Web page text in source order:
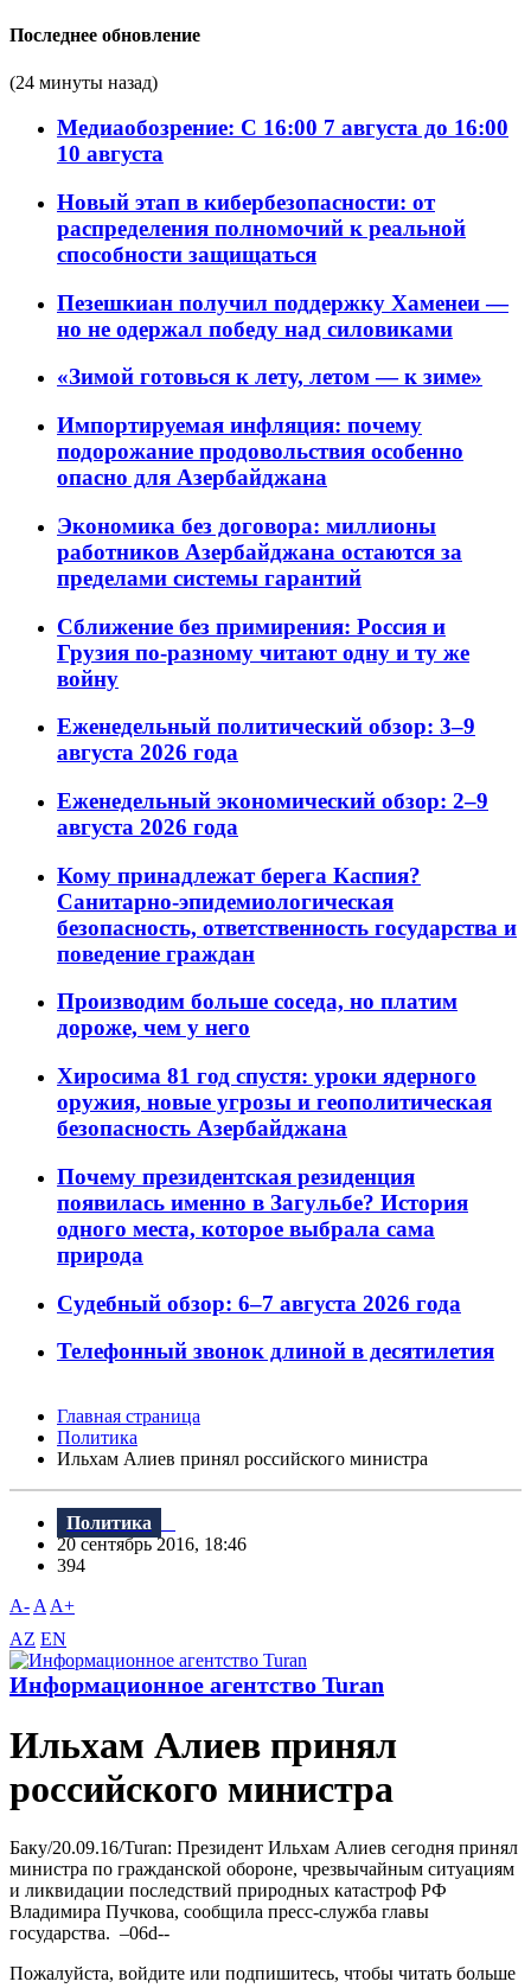
Последнее обновление
(24 минуты назад)
Медиаобозрение: С 16:00 7 августа до 16:00
10 августа
Новый этап в кибербезопасности: от
распределения полномочий к реальной
способности защищаться
Пезешкиан получил поддержку Хаменеи —
но не одержал победу над силовиками
«Зимой готовься к лету, летом — к зиме»
Импортируемая инфляция: почему
подорожание продовольствия особенно
опасно для Азербайджана
Экономика без договора: миллионы
работников Азербайджана остаются за
пределами системы гарантий
Сближение без примирения: Россия и
Грузия по-разному читают одну и ту же
войну
Еженедельный политический обзор: 3–9
августа 2026 года
Еженедельный экономический обзор: 2–9
августа 2026 года
Кому принадлежат берега Каспия?
Санитарно-эпидемиологическая
безопасность, ответственность государства и
поведение граждан
Производим больше соседа, но платим
дороже, чем у него
Хиросима 81 год спустя: уроки ядерного
оружия, новые угрозы и геополитическая
безопасность Азербайджана
Почему президентская резиденция
появилась именно в Загульбе? История
одного места, которое выбрала сама
природа
Судебный обзор: 6–7 августа 2026 года
Телефонный звонок длиной в десятилетия
Главная страница
Политика
Ильхам Алиев принял российского министра
Политика
20 сентябрь 2016, 18:46
394
A- A A+
AZ EN
Информационное агентство Turan
Ильхам Алиев принял
российского министра
Баку/20.09.16/Turan: Президент Ильхам Алиев сегодня принял
министра по гражданской обороне, чрезвычайным ситуациям
и ликвидации последствий природных катастроф РФ
Владимира Пучкова, сообщила пресс-служба главы
государства. –06d--
Пожалуйста, войдите или подпишитесь, чтобы читать больше